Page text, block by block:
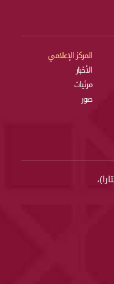
المركز الإعلامي
الأخبار
مرئيات
صور